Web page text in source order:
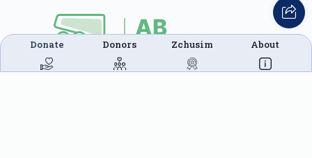
Donate Donors Zchusim About